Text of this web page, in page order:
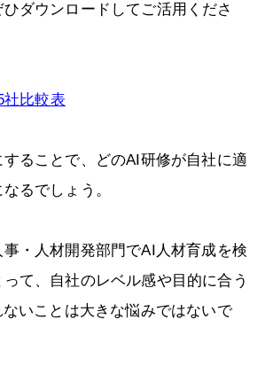
ダウンロードしてご活用くださ
社比較表
ることで、どのAI研修が自社に適
るでしょう。
・人材開発部門でAI人材育成を検
て、自社のレベル感や目的に合う
いことは大きな悩みではないで